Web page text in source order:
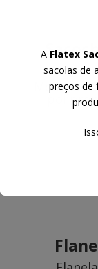
Mochilas
A Flatex
sacolas de
preços de